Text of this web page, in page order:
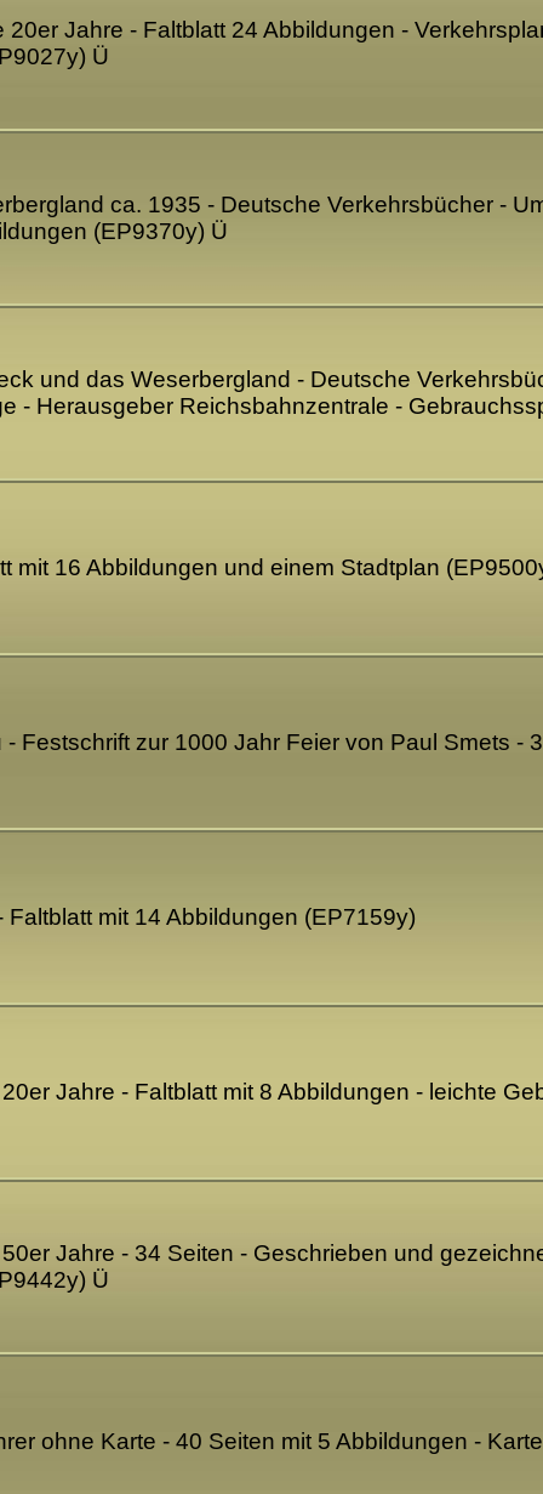
Jahre - Faltblatt 24 Abbildungen -
Ü
ca. 1935 - Deutsche Verkehrsbücher -
(EP9370y) Ü
und das Weserbergland - Deutsche
- Herausgeber Reichsbahnzentrale -
mit 16 Abbildungen und einem Stadtplan
Festschrift zur 1000 Jahr Feier von Paul Smets -
mit 14 Abbildungen (EP7159y)
Jahre - Faltblatt mit 8 Abbildungen - leichte
Jahre - 34 Seiten - Geschrieben und
Ü
ohne Karte - 40 Seiten mit 5 Abbildungen -